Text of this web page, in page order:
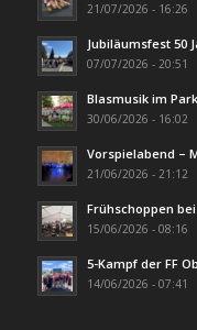
21/07/2026 - 16:26
Jubiläumsfest 50
07/07/2026 - 20:51
Blasmusik im
30/06/2026 - 16:02
Vorspielabend –
21/06/2026 - 21:12
Frühschoppen
15/06/2026 - 08:16
5-Kampf der FF
14/06/2026 - 07:41